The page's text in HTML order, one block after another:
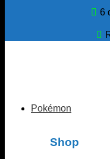
6
Pokémon
Shop